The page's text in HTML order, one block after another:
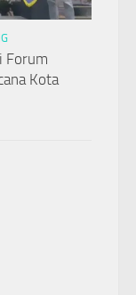
Forum
Kota